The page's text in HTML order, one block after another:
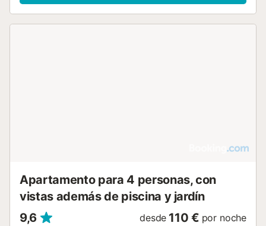
WiFi gratuita en todo el establecimiento. Ubicación
Apartamento para 4 personas, con
vistas además de piscina y jardín
9,6
desde 110 € por noche